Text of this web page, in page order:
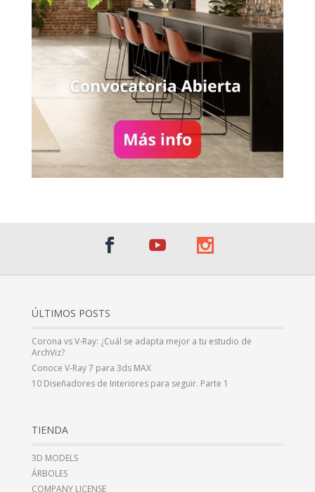
ÚLTIMOS POSTS
Corona vs V-Ray: ¿Cuál se adapta mejor a tu estudio de
ArchViz?
Conoce V-Ray 7 para 3ds MAX
10 Diseñadores de Interiores para seguir. Parte 1
TIENDA
3D MODELS
ÁRBOLES
COMPANY LICENSE